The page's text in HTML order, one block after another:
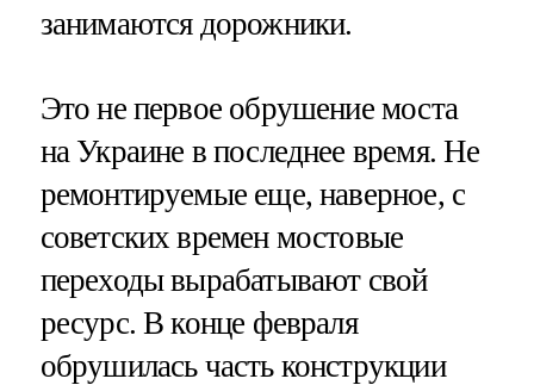
занимаются дорожники.
Это не первое обрушение моста
на Украине в последнее время. Не
ремонтируемые еще, наверное, с
советских времен мостовые
переходы вырабатывают свой
ресурс. В конце февраля
обрушилась часть конструкции